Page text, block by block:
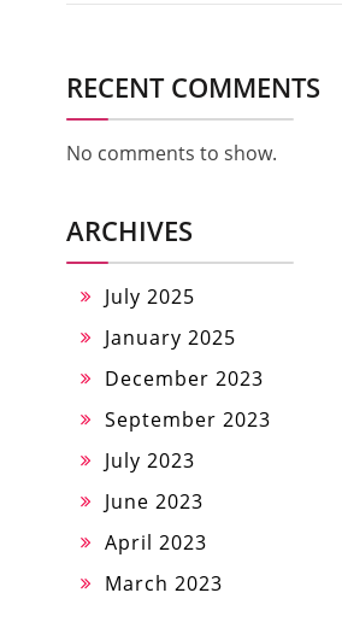
RECENT COMMENTS
No comments to show.
ARCHIVES
July 2025
January 2025
December 2023
September 2023
July 2023
June 2023
April 2023
March 2023